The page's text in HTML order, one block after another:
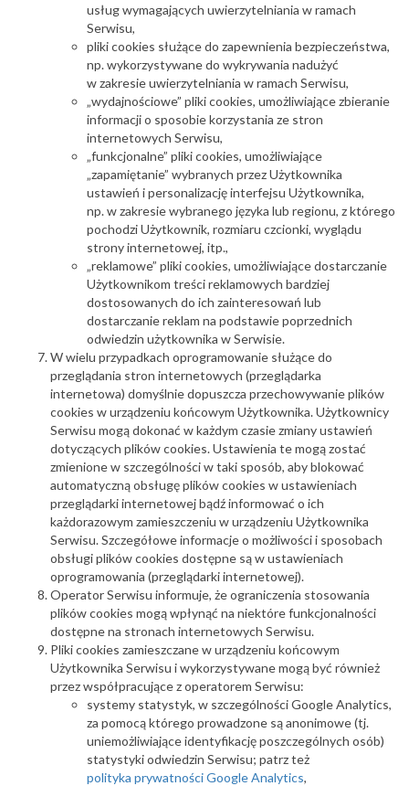
usług wymagających uwierzytelniania w ramach
Serwisu,
pliki cookies służące do zapewnienia bezpieczeństwa,
np. wykorzystywane do wykrywania nadużyć
w zakresie uwierzytelniania w ramach Serwisu,
„wydajnościowe” pliki cookies, umożliwiające zbieranie
informacji o sposobie korzystania ze stron
internetowych Serwisu,
„funkcjonalne” pliki cookies, umożliwiające
„zapamiętanie” wybranych przez Użytkownika
ustawień i personalizację interfejsu Użytkownika,
np. w zakresie wybranego języka lub regionu, z którego
pochodzi Użytkownik, rozmiaru czcionki, wyglądu
strony internetowej, itp.,
„reklamowe” pliki cookies, umożliwiające dostarczanie
Użytkownikom treści reklamowych bardziej
dostosowanych do ich zainteresowań lub
dostarczanie reklam na podstawie poprzednich
odwiedzin użytkownika w Serwisie.
W wielu przypadkach oprogramowanie służące do
przeglądania stron internetowych (przeglądarka
internetowa) domyślnie dopuszcza przechowywanie plików
cookies w urządzeniu końcowym Użytkownika. Użytkownicy
Serwisu mogą dokonać w każdym czasie zmiany ustawień
dotyczących plików cookies. Ustawienia te mogą zostać
zmienione w szczególności w taki sposób, aby blokować
automatyczną obsługę plików cookies w ustawieniach
przeglądarki internetowej bądź informować o ich
każdorazowym zamieszczeniu w urządzeniu Użytkownika
Serwisu. Szczegółowe informacje o możliwości i sposobach
obsługi plików cookies dostępne są w ustawieniach
oprogramowania (przeglądarki internetowej).
Operator Serwisu informuje, że ograniczenia stosowania
plików cookies mogą wpłynąć na niektóre funkcjonalności
dostępne na stronach internetowych Serwisu.
Pliki cookies zamieszczane w urządzeniu końcowym
Użytkownika Serwisu i wykorzystywane mogą być również
przez współpracujące z operatorem Serwisu:
systemy statystyk, w szczególności Google Analytics,
za pomocą którego prowadzone są anonimowe (tj.
uniemożliwiające identyfikację poszczególnych osób)
statystyki odwiedzin Serwisu; patrz też
polityka prywatności Google Analytics,